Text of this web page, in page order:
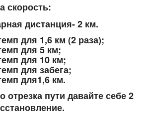
скорость:
дистанция- 2 км.
для 1,6 км (2 раза);
для 5 км;
для 10 км;
для забега;
для1,6 км.
отрезка пути давайте себе 2